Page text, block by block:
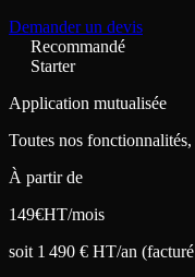
Demander un devis
Recommandé
Starter
Application mutualisée
Toutes nos
À partir de
149€HT/mois
soit 1 490 € HT/an